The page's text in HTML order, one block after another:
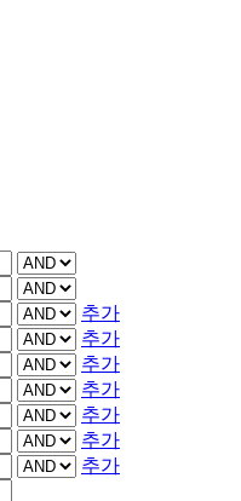
추가
추가
추가
추가
추가
추가
추가